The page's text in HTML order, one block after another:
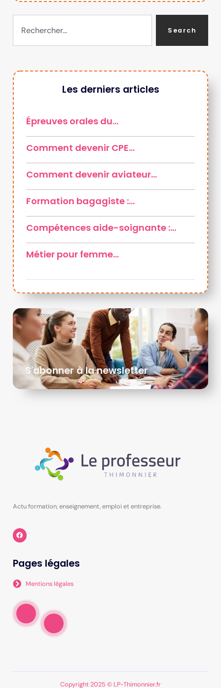
Search
Les derniers articles
Épreuves orales du…
Comment devenir CPE…
Comment devenir aviateur…
Formation bagagiste :…
Compétences aide-soignante :…
Métier pour femme…
S'abonner à la newsletter
Actu formation, enseignement, emploi et entreprise.
Pages légales
Mentions légales
Copyright 2025 © LP-Thimonnier.fr